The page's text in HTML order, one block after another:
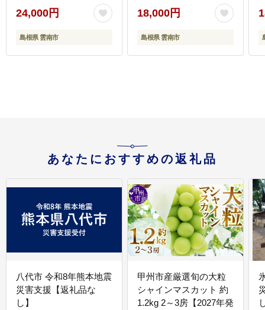
600g 島根県雲南市/有限
会社宮本食肉店
[AIDQ002]
24,000円
島根県 雲南市
フ ロースト 島根県雲南
市/株式会社熟豊ファー
ム [AIAT001]
18,000円
島根県 雲南市
あなたにおすすめの返礼品
八代市 令和8年熊本地震
災害支援【返礼品な
し】
甲州市産厳選旬の大粒
シャインマスカット 約
1.2kg 2～3房【2027年発